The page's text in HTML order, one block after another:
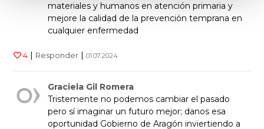
materiales y humanos en atención primaria y
mejore la calidad de la prevención temprana en
cualquier enfermedad
4 | Responder | 01.07.2024
Graciela Gil Romera
Tristemente no podemos cambiar el pasado
pero sí imaginar un futuro mejor; danos esa
oportunidad Gobierno de Aragón inviertiendo a